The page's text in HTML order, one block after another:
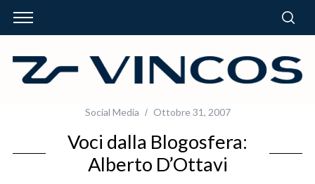
Social Media Ottobre 31, 2007
Voci dalla Blogosfera:
Alberto D’Ottavi